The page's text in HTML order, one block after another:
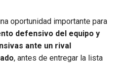
oportunidad importante para
defensivo del equipo y
ante un rival
, antes de entregar la lista